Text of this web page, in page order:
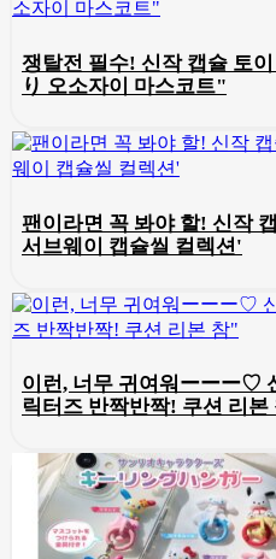
쟁탈전 필수! 신작 캡슐 토
り 오소자이 마스코트"
팬이라면 꼭 봐야 할! 신작
서브웨이 캡슐씰 컬렉션'
이런, 너무 귀여워ーーー♡
릭터즈 반짝반짝! 쿠션 리본